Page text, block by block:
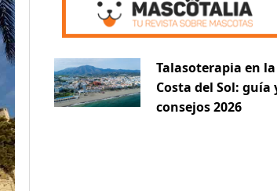
Talasoterapia en la
Costa del Sol: guía
consejos 2026